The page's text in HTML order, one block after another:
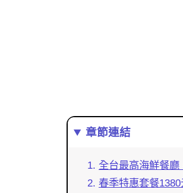
章節連結
全台最高海鮮餐
春季特惠套餐